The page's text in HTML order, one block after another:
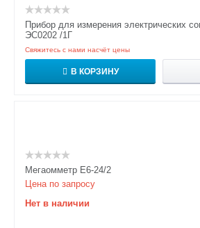
Прибор для измерения электрических
ЭС0202 /1Г
Свяжитесь с нами насчёт цены
В КОРЗИНУ
Мегаомметр Е6-24/2
Цена по запросу
Нет в наличии